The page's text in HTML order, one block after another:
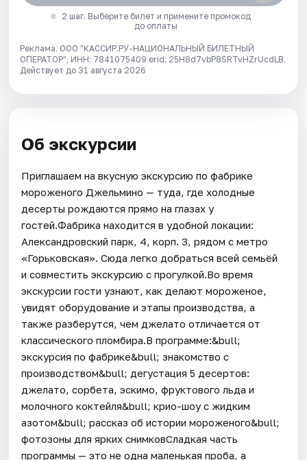
2 шаг. Выберите билет и примените промокод
до оплаты
Реклама. ООО "КАССИР.РУ-НАЦИОНАЛЬНЫЙ БИЛЕТНЫЙ
ОПЕРАТОР", ИНН: 7841075409 erid: 25H8d7vbP8SRTvHZrUcdLB.
Действует до 31 августа 2026
Об экскурсии
Приглашаем на вкусную экскурсию по фабрике
мороженого Джельмино — туда, где холодные
десерты рождаются прямо на глазах у
гостей.Фабрика находится в удобной локации:
Александровский парк, 4, корп. 3, рядом с метро
«Горьковская». Сюда легко добраться всей семьёй
и совместить экскурсию с прогулкой.Во время
экскурсии гости узнают, как делают мороженое,
увидят оборудование и этапы производства, а
также разберутся, чем джелато отличается от
классического пломбира.В программе:&bull;
экскурсия по фабрике&bull; знакомство с
производством&bull; дегустация 5 десертов:
джелато, сорбета, эскимо, фруктового льда и
молочного коктейля&bull; крио-шоу с жидким
азотом&bull; рассказ об истории мороженого&bull;
фотозоны для ярких снимковСладкая часть
программы — это не одна маленькая проба, а